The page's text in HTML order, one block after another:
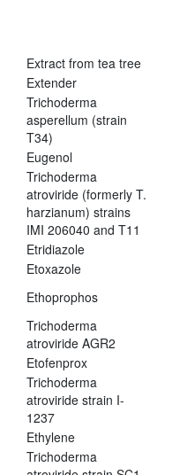
Extract from tea tree
Extender
Trichoderma
asperellum (strain
T34)
Eugenol
Trichoderma
atroviride (formerly T.
harzianum) strains
IMI 206040 and T11
Etridiazole
Etoxazole
Ethoprophos
Trichoderma
atroviride AGR2
Etofenprox
Trichoderma
atroviride strain I-
1237
Ethylene
Trichoderma